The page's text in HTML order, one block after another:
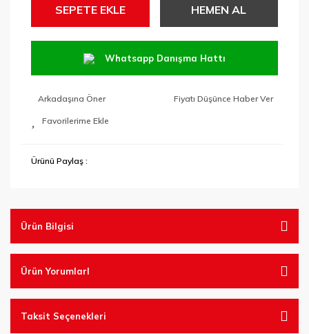
SEPETE EKLE HEMEN AL
Whatsapp Danışma Hattı
Arkadaşına Öner Fiyatı Düşünce Haber Ver
Ürünü Paylaş :
Ürün Bilgisi
Ürün YorumlarI
Taksit Seçenekleri